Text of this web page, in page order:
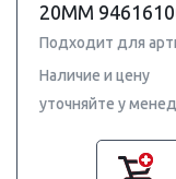
20MM
Подходит для
Наличие и цену
уточняйте у